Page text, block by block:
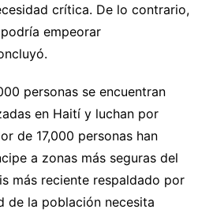
crítica. De lo contrario,
empeorar
personas se encuentran
en Haití y luchan por
de 17,000 personas han
a zonas más seguras del
más reciente respaldado por
de la población necesita